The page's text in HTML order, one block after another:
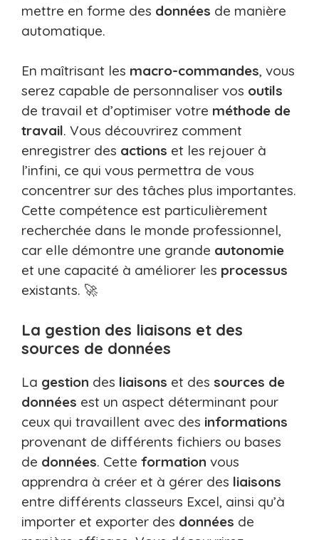
mettre en forme des données de manière
automatique.
En maîtrisant les macro-commandes, vous
serez capable de personnaliser vos outils
de travail et d’optimiser votre méthode de
travail. Vous découvrirez comment
enregistrer des actions et les rejouer à
l’infini, ce qui vous permettra de vous
concentrer sur des tâches plus importantes.
Cette compétence est particulièrement
recherchée dans le monde professionnel,
car elle démontre une grande autonomie
et une capacité à améliorer les processus
existants. 🚀
La gestion des liaisons et des
sources de données
La gestion des liaisons et des sources de
données est un aspect déterminant pour
ceux qui travaillent avec des informations
provenant de différents fichiers ou bases
de données. Cette formation vous
apprendra à créer et à gérer des liaisons
entre différents classeurs Excel, ainsi qu’à
importer et exporter des données de